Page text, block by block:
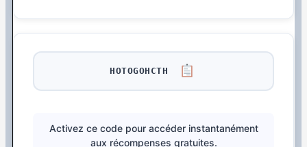
HOTOGOHCTH
Activez ce code pour accéder instantanément
aux récompenses gratuites.